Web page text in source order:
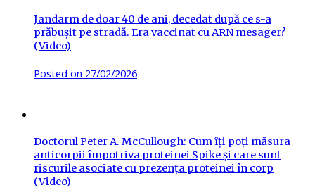
Jandarm de doar 40 de ani, decedat după ce s-a
prăbușit pe stradă. Era vaccinat cu ARN mesager?
(Video)
Posted on 27/02/2026
Doctorul Peter A. McCullough: Cum îți poți măsura
anticorpii împotriva proteinei Spike și care sunt
riscurile asociate cu prezența proteinei în corp
(Video)